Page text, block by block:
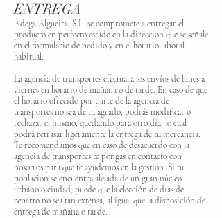
ENTREGA
Adega Algueira, S.L. se compromete a entregar el
producto en perfecto estado en la dirección que se señale
en el formulario de pedido y en el horario laboral
habitual.
La agencia de transportes efectuará los envíos de lunes a
viernes en horario de mañana o de tarde. En caso de que
el horario ofrecido por parte de la agencia de
transportes no sea de tu agrado, podrás modificar o
rechazar el mismo, quedando para otro día, lo cual
podrá retrasar ligeramente la entrega de tu mercancía.
Te recomendamos que en caso de desacuerdo con la
agencia de transportes te pongas en contacto con
nosotros para que te ayudemos en la gestión. Si tu
población se encuentra alejada de un gran núcleo
urbano o ciudad, puede que la elección de días de
reparto no sea tan extensa, al igual que la disposición de
entrega de mañana o tarde.